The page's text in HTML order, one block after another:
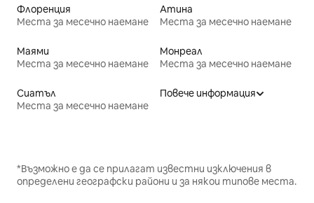
Флоренция
Места за месечно наемане
Атина
Места за месечно наемане
Маями
Места за месечно наемане
Монреал
Места за месечно наемане
Сиатъл
Места за месечно наемане
Повече информация
*Възможно е да се прилагат известни изключения в
определени географски райони и за някои типове места.